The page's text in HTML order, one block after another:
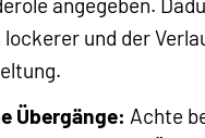
angegeben.
lockerer und der
Übergänge: Achte